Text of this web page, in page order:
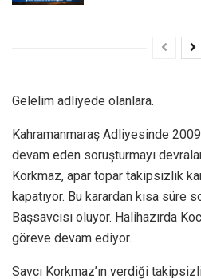
Gelelim adliyede olanlara.
Kahramanmaraş Adliyesinde
devam eden soruşturmayı
Korkmaz, apar topar takipsizlik
kapatıyor. Bu karardan kısa süre
Başsavcısı oluyor. Halihazırda
göreve devam ediyor.
Savcı Korkmaz’ın verdiği